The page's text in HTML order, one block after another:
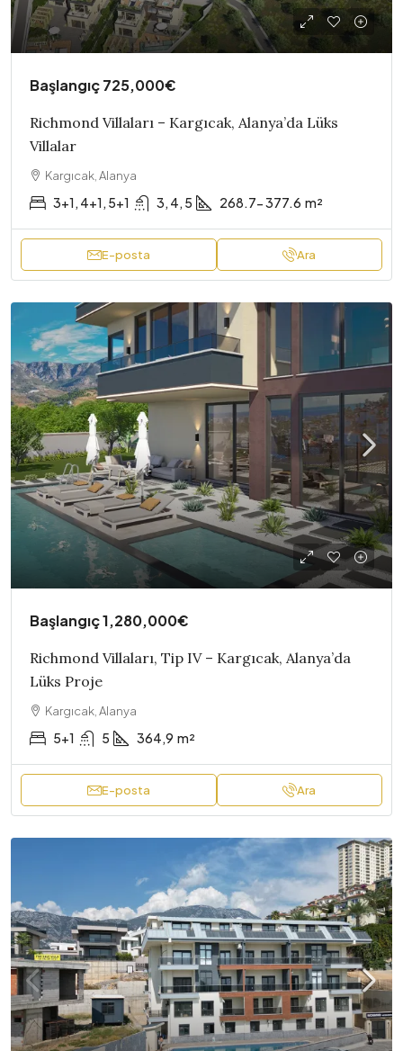
Başlangıç725,000€
Richmond Villaları – Kargıcak, Alanya’da Lüks
Villalar
Kargıcak, Alanya
3+1, 4+1, 5+1 3, 4, 5 268.7- 377.6 m²
E-posta Ara
Başlangıç1,280,000€
Richmond Villaları, Tip IV – Kargıcak, Alanya’da
Lüks Proje
Kargıcak, Alanya
5+1 5 364,9 m²
E-posta Ara